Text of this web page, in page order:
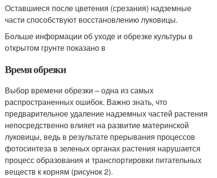
Оставшиеся после цветения (срезания) надземные
части способствуют восстановлению луковицы.
Больше информации об уходе и обрезке культуры в
открытом грунте показано в
Время обрезки
Выбор времени обрезки – одна из самых
распространенных ошибок. Важно знать, что
предварительное удаление надземных частей растения
непосредственно влияет на развитие материнской
луковицы, ведь в результате прерывания процессов
фотосинтеза в зеленых органах растения нарушается
процесс образования и транспортировки питательных
веществ к корням (рисунок 2).